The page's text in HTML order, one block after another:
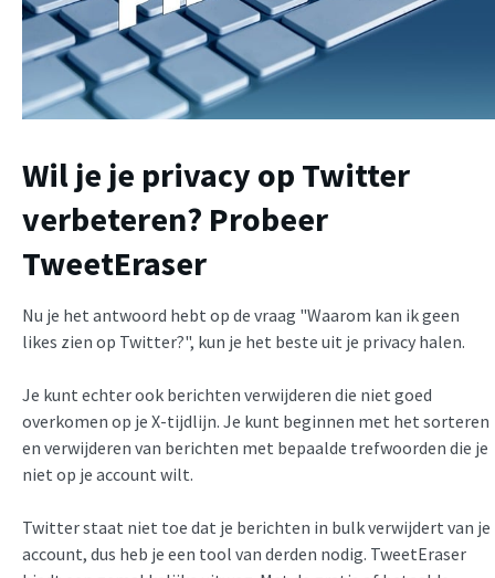
Wil je je privacy op Twitter
verbeteren? Probeer
TweetEraser
Nu je het antwoord hebt op de vraag "Waarom kan ik geen
likes zien op Twitter?", kun je het beste uit je privacy halen.
Je kunt echter ook berichten verwijderen die niet goed
overkomen op je X-tijdlijn. Je kunt beginnen met het sorteren
en verwijderen van berichten met bepaalde trefwoorden die je
niet op je account wilt.
Twitter staat niet toe dat je berichten in bulk verwijdert van je
account, dus heb je een tool van derden nodig. TweetEraser